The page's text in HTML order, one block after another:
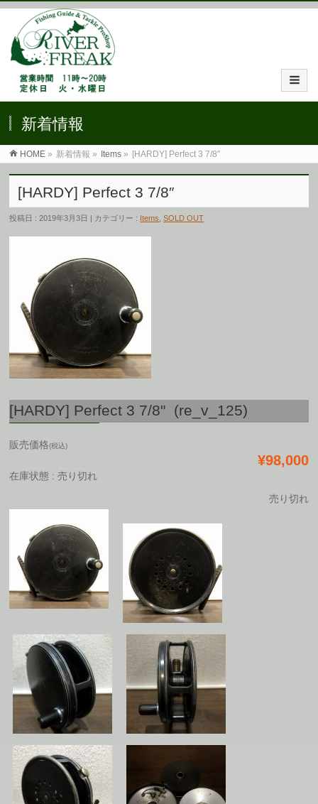
新着情報
HOME » 新着情報 » Items » [HARDY] Perfect 3 7/8″
[HARDY] Perfect 3 7/8″
投稿日 : 2019年3月3日 | カテゴリー : Items ,SOLD OUT
[HARDY] Perfect 3 7/8" (re_v_125)
販売価格(税込)
¥98,000
在庫状態 : 売り切れ
売り切れ